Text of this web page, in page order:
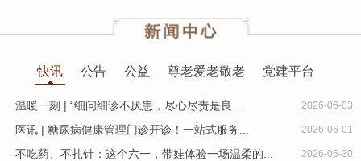
快讯 公告 公益 尊老爱老敬老 党建平台
2026-06-03
· 温暖一刻 | “细问细诊不厌患，尽心尽责是良...
2026-06-01
· 医讯 | 糖尿病健康管理门诊开诊！一站式服务...
2026-05-30
· 不吃药、不扎针：这个六一，带娃体验一场温柔的...